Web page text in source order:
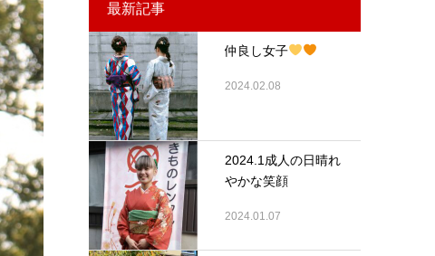
最新記事
仲良し女子
2024.02.08
2024.1成人の日晴れ
やかな笑顔
2024.01.07